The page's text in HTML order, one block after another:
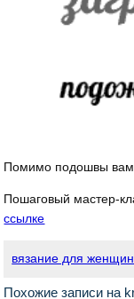
Помимо подошвы вам
Пошаговый мастер-
ссылке
вязание для женщин
Похожие записи на